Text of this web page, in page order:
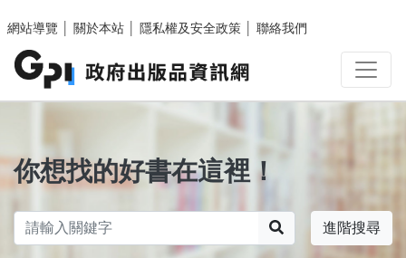
網站導覽
關於本站 隱私權及安全政策 聯絡我們
你想找的好書在這裡！
進階搜尋